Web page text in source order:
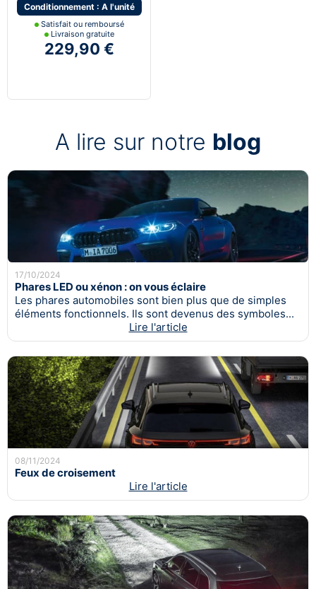
Conditionnement : A l'unité
Satisfait ou remboursé
Livraison gratuite
229,90 €
A lire sur notre blog
17/10/2024
Phares LED ou xénon : on vous éclaire
Les phares automobiles sont bien plus que de simples
éléments fonctionnels. Ils sont devenus des symboles...
Lire l'article
08/11/2024
Feux de croisement
Lire l'article